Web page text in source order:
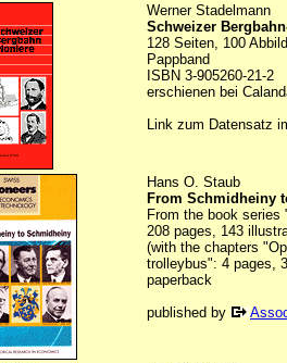
Werner Stadelmann
Schweizer
128 Seiten, 100
Pappband
ISBN 3-905260-21-2
erschienen bei
Link zum Datensatz
Hans O. Staub
From Schmidheiny
From the book
208 pages, 143
(with the chapters
trolleybus": 4 pages,
paperback
published by